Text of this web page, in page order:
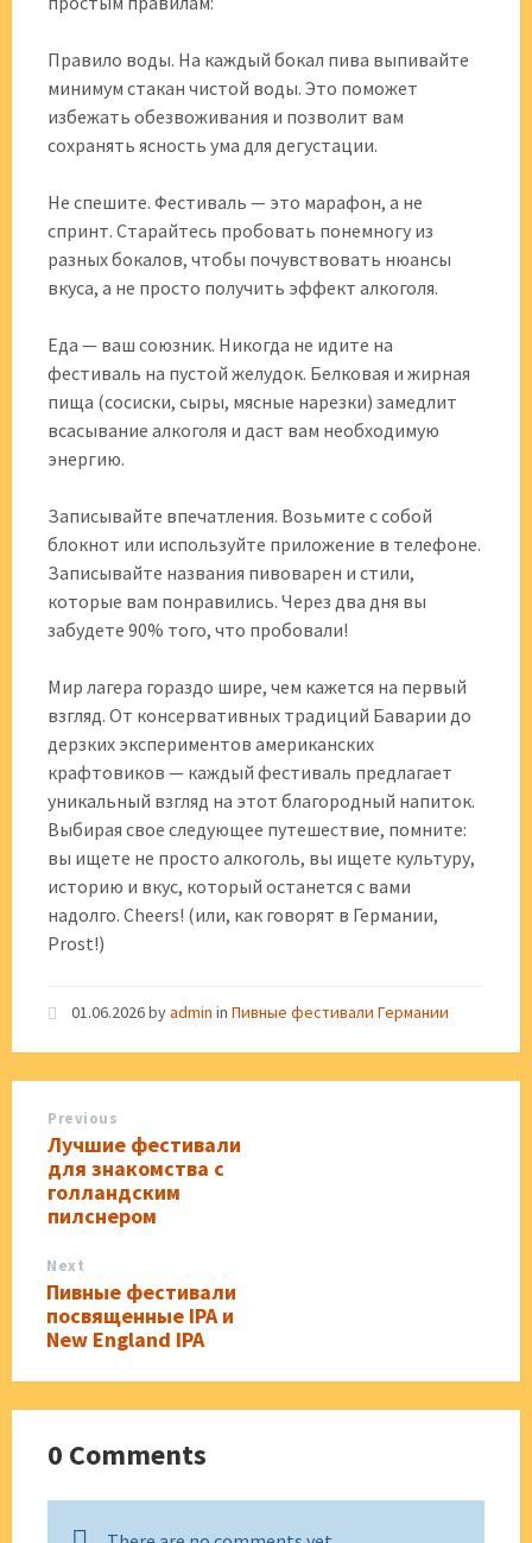
Правило воды. На каждый бокал пива выпивайте
минимум стакан чистой воды. Это поможет
избежать обезвоживания и позволит вам
сохранять ясность ума для дегустации.
Не спешите. Фестиваль — это марафон, а не
спринт. Старайтесь пробовать понемногу из
разных бокалов, чтобы почувствовать нюансы
вкуса, а не просто получить эффект алкоголя.
Еда — ваш союзник. Никогда не идите на
фестиваль на пустой желудок. Белковая и жирная
пища (сосиски, сыры, мясные нарезки) замедлит
всасывание алкоголя и даст вам необходимую
энергию.
Записывайте впечатления. Возьмите с собой
блокнот или используйте приложение в телефоне.
Записывайте названия пивоварен и стили,
которые вам понравились. Через два дня вы
забудете 90% того, что пробовали!
Мир лагера гораздо шире, чем кажется на первый
взгляд. От консервативных традиций Баварии до
дерзких экспериментов американских
крафтовиков — каждый фестиваль предлагает
уникальный взгляд на этот благородный напиток.
Выбирая свое следующее путешествие, помните:
вы ищете не просто алкоголь, вы ищете культуру,
историю и вкус, который останется с вами
надолго. Cheers! (или, как говорят в Германии,
Prost!)
01.06.2026byadmin in Пивные фестивали Германии
Previous
Лучшие фестивали
для знакомства с
голландским
пилснером
Next
Пивные фестивали
посвященные IPA и
New England IPA
0 Comments